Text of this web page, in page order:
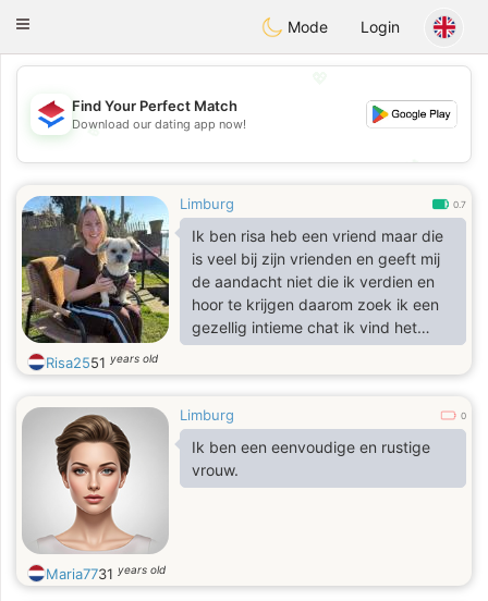
Nederland Chat
Toggle
Mode Login
💖
💕
Find Your Perfect Match
Download our dating app now!
Limburg 0.7
Ik ben risa heb een vriend maar die
is veel bij zijn vrienden en geeft mij
de aandacht niet die ik verdien en
hoor te krijgen daarom zoek ik een
gezellig intieme chat ik vind het
opwindend als een man naar mijn
fotos kijkt ik hoor wel of je intresse
Risa2551 years old
Limburg 0
Ik ben een eenvoudige en rustige
vrouw.
Maria7731 years old